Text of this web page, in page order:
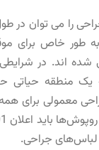
را می توان در
طور خاص برای
شده اند. در
یک منطقه حیاتی
معمولی برای
لباس‌های جراحی.